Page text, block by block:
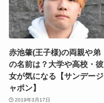
赤池肇(王子様)の両親や弟
の名前は？大学や高校・彼
女が気になる【サンデージ
ャポン】
2019年3月17日